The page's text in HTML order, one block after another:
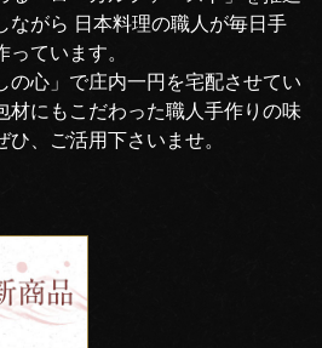
ながら 日本料理の職人が毎日手
ています。
の心」で庄内一円を宅配させてい
材にもこだわった職人手作りの味
、ご活用下さいませ。